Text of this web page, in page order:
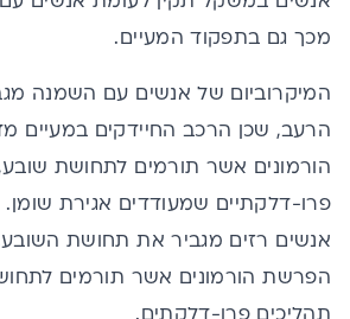
מכך גם בתפקוד המעיים.
המיקרוביום של אנשים עם השמנה
הרעב, שכן הרכב החיידקים במעיים
הורמונים אשר תורמים לתחושת שובע,
פרו-דלקתיים שמעודדים אגירת שומן.
אנשים רזים מגביר את תחושת
הפרשת הורמונים אשר תורמים